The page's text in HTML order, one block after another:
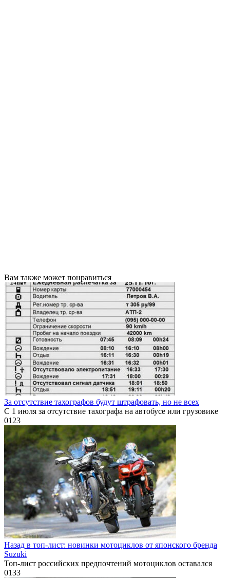
Вам также может понравиться
За отсутствие тахографов будут штрафовать, но не всех
С 1 июля за отсутствие тахографа на автобусе или грузовике
0123
Назад в топ-лист: новинки мотоциклов от японского бренда
Suzuki
Топ-лист российских предпочтений мотоциклов оставался
0133